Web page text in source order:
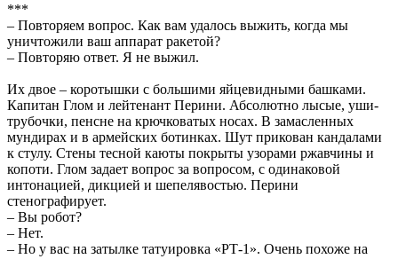
***
– Повторяем вопрос. Как вам удалось выжить, когда мы
уничтожили ваш аппарат ракетой?
– Повторяю ответ. Я не выжил.
Их двое – коротышки с большими яйцевидными башками.
Капитан Глом и лейтенант Перини. Абсолютно лысые, уши-
трубочки, пенсне на крючковатых носах. В замасленных
мундирах и в армейских ботинках. Шут прикован кандалами
к стулу. Стены тесной каюты покрыты узорами ржавчины и
копоти. Глом задает вопрос за вопросом, с одинаковой
интонацией, дикцией и шепелявостью. Перини
стенографирует.
– Вы робот?
– Нет.
– Но у вас на затылке татуировка «РТ-1». Очень похоже на